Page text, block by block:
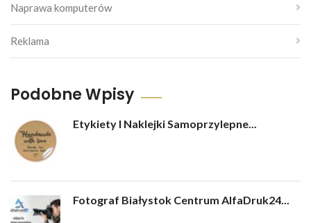
Naprawa komputerów
Reklama
Podobne Wpisy
Etykiety I Naklejki Samoprzylepne...
Fotograf Białystok Centrum AlfaDruk24...